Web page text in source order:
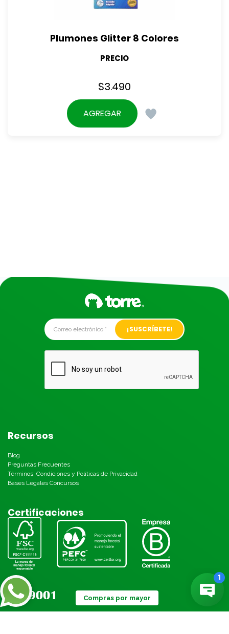
Plumones Glitter 8 Colores
PRECIO
$3.490
AGREGAR
Alternative:
Recursos
Blog
Preguntas Frecuentes
Términos, Condiciones y Políticas de Privacidad
Bases Legales Concursos
Certificaciones
Compras por mayor